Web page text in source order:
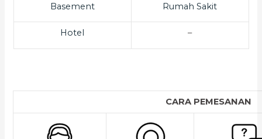
Basement Rumah Sakit
Hotel –
CARA PEMESANAN